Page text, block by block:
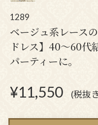
1289
ベージュ系レース
ドレス】40～60代
パーティーに。
¥11,550 (税抜